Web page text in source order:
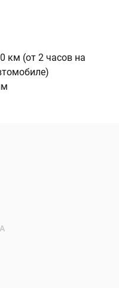
км (от 2 часов на